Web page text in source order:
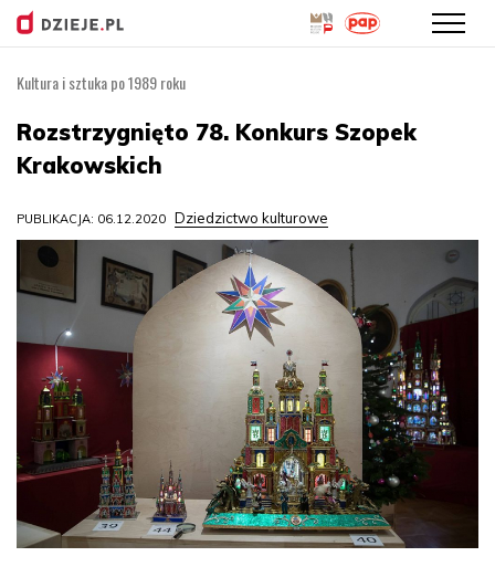
treści
Kultura i sztuka po 1989 roku
Rozstrzygnięto 78. Konkurs Szopek
Krakowskich
PUBLIKACJA: 06.12.2020 Dziedzictwo kulturowe